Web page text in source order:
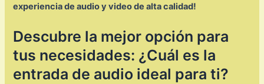
experiencia de audio y video de alta calidad!
Descubre la mejor opción para
tus necesidades: ¿Cuál es la
entrada de audio ideal para ti?